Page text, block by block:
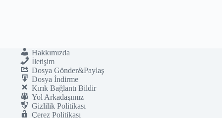
Hakkımızda
İletişim
Dosya Gönder&Paylaş
Dosya İndirme
Kırık Bağlantı Bildir
Yol Arkadaşımız
Gizlilik Politikası
Çerez Politikası